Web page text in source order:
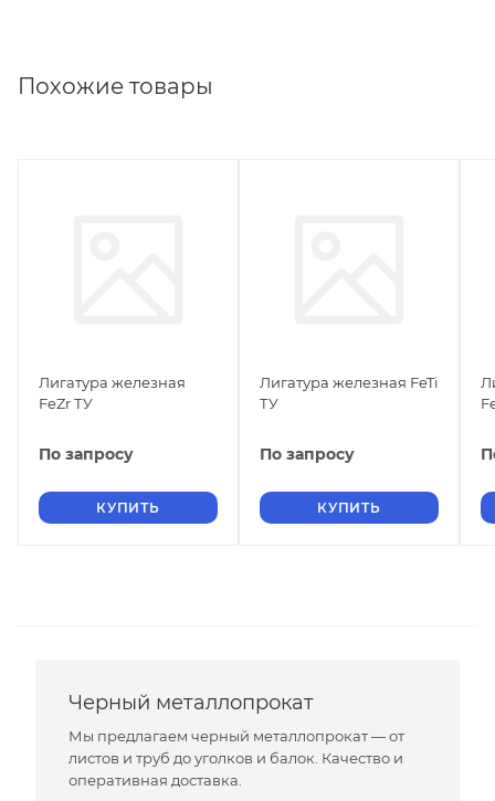
Похожие товары
Лигатура железная
FeZr ТУ
По запросу
КУПИТЬ
Лигатура железная FeTi
ТУ
По запросу
КУПИТЬ
Черный металлопрокат
Мы предлагаем черный металлопрокат — от
листов и труб до уголков и балок. Качество и
оперативная доставка.